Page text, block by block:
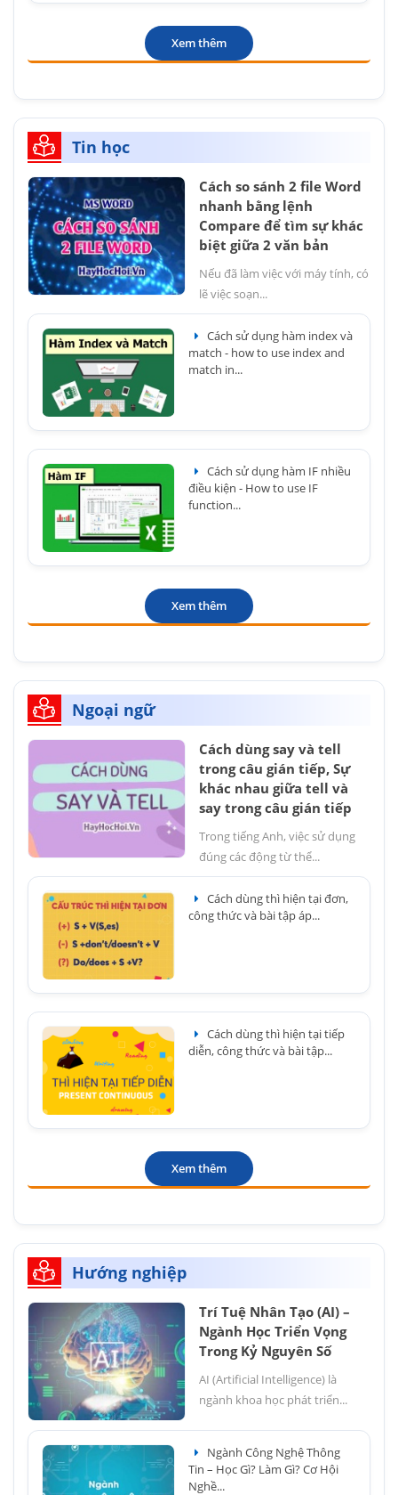
Xem thêm
Tin học
Cách so sánh 2 file Word
nhanh bằng lệnh
Compare để tìm sự khác
biệt giữa 2 văn bản
Nếu đã làm việc với máy tính, có
lẽ việc soạn...
Cách sử dụng hàm index và
match - how to use index and
match in...
Cách sử dụng hàm IF nhiều
điều kiện - How to use IF
function...
Xem thêm
Ngoại ngữ
Cách dùng say và tell
trong câu gián tiếp, Sự
khác nhau giữa tell và
say trong câu gián tiếp
Trong tiếng Anh, việc sử dụng
đúng các động từ thể...
Cách dùng thì hiện tại đơn,
công thức và bài tập áp...
Cách dùng thì hiện tại tiếp
diễn, công thức và bài tập...
Xem thêm
Hướng nghiệp
Trí Tuệ Nhân Tạo (AI) –
Ngành Học Triển Vọng
Trong Kỷ Nguyên Số
AI (Artificial Intelligence) là
ngành khoa học phát triển...
Ngành Công Nghệ Thông
Tin – Học Gì? Làm Gì? Cơ Hội
Nghề...